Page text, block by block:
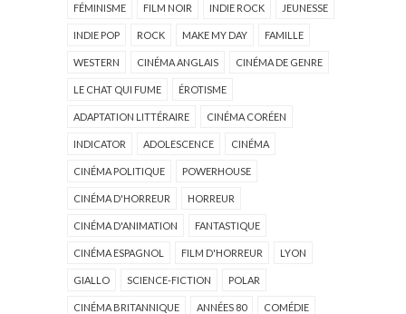
FÉMINISME FILM NOIR INDIE ROCK JEUNESSE
INDIE POP ROCK MAKE MY DAY FAMILLE
WESTERN CINÉMA ANGLAIS CINÉMA DE GENRE
LE CHAT QUI FUME ÉROTISME
ADAPTATION LITTÉRAIRE CINÉMA CORÉEN
INDICATOR ADOLESCENCE CINÉMA
CINÉMA POLITIQUE POWERHOUSE
CINÉMA D'HORREUR HORREUR
CINÉMA D'ANIMATION FANTASTIQUE
CINÉMA ESPAGNOL FILM D'HORREUR LYON
GIALLO SCIENCE-FICTION POLAR
CINÉMA BRITANNIQUE ANNÉES 80 COMÉDIE